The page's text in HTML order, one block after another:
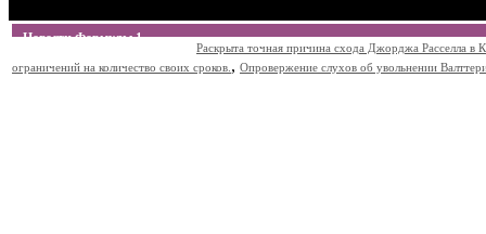
Новости Формулы 1
Раскрыта точная причина схода Джорджа Расселла в
ограничений на количество своих сроков. , Опровержение слухов об увольнении